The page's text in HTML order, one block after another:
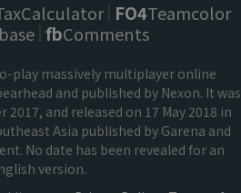
FO4Teamcolor
fbComments
play massively multiplayer online
and published by Nexon. It was
and released on 17 May 2018 in
Asia published by Garena and
No date has been revealed for an
version.